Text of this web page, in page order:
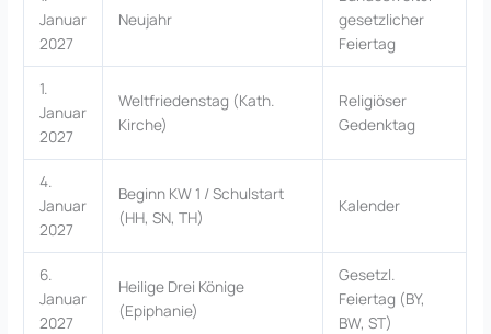
Januar
2027
Neujahr
gesetzlicher
Feiertag
1.
Januar
2027
Weltfriedenstag (Kath.
Kirche)
Religiöser
Gedenktag
4.
Januar
2027
Beginn KW 1 / Schulstart
(HH, SN, TH)
Kalender
6.
Januar
2027
Heilige Drei Könige
(Epiphanie)
Gesetzl.
Feiertag (BY,
BW, ST)